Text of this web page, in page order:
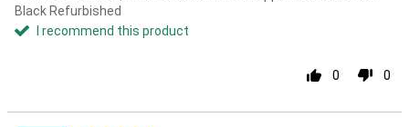
Black Refurbished
I recommend this product
0 0